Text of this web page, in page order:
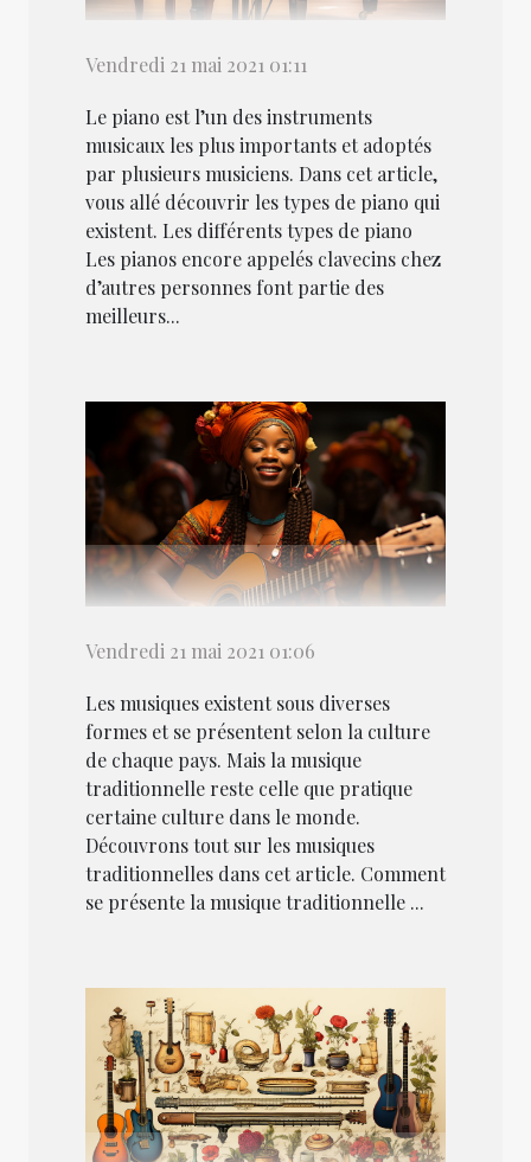
Vendredi 21 mai 2021 01:11
Le piano est l’un des instruments
musicaux les plus importants et adoptés
par plusieurs musiciens. Dans cet article,
vous allé découvrir les types de piano qui
existent. Les différents types de piano
Les pianos encore appelés clavecins chez
d’autres personnes font partie des
meilleurs...
Vendredi 21 mai 2021 01:06
Les musiques existent sous diverses
formes et se présentent selon la culture
de chaque pays. Mais la musique
traditionnelle reste celle que pratique
certaine culture dans le monde.
Découvrons tout sur les musiques
traditionnelles dans cet article. Comment
se présente la musique traditionnelle ...